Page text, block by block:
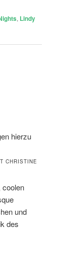
, Lindy
hierzu
CHRISTINE
coolen
und
des